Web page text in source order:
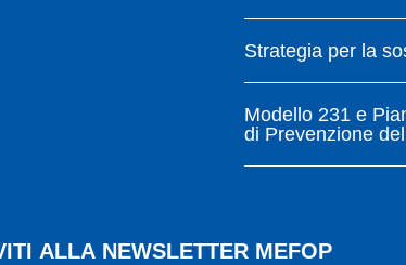
Strategia per la
Modello 231 e
di Prevenzione
ALLA NEWSLETTER MEFOP